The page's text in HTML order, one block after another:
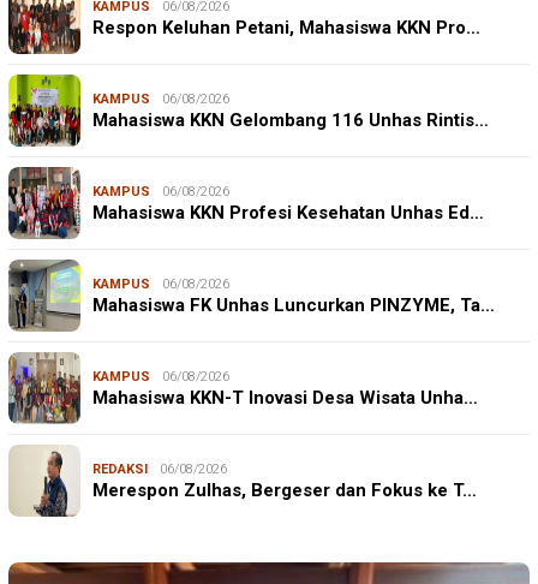
KAMPUS 06/08/2026
Respon Keluhan Petani, Mahasiswa KKN Pro…
KAMPUS 06/08/2026
Mahasiswa KKN Gelombang 116 Unhas Rintis…
KAMPUS 06/08/2026
Mahasiswa KKN Profesi Kesehatan Unhas Ed…
KAMPUS 06/08/2026
Mahasiswa FK Unhas Luncurkan PINZYME, Ta…
KAMPUS 06/08/2026
Mahasiswa KKN-T Inovasi Desa Wisata Unha…
REDAKSI 06/08/2026
Merespon Zulhas, Bergeser dan Fokus ke T…